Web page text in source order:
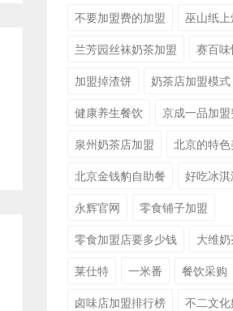
不要加盟费的加盟
巫山纸上
兰芳园丝袜奶茶加盟
赛百
加盟掉渣饼
奶茶店加盟模式
健康养生餐饮
京成一品加
泉州奶茶店加盟
北京的特色
北京金钱豹自助餐
好吃冰淇
永辉官网
零食铺子加盟
零食加盟店要多少钱
大维
莱仕特
一米番
餐饮采购
卤味店加盟排行榜
不二文